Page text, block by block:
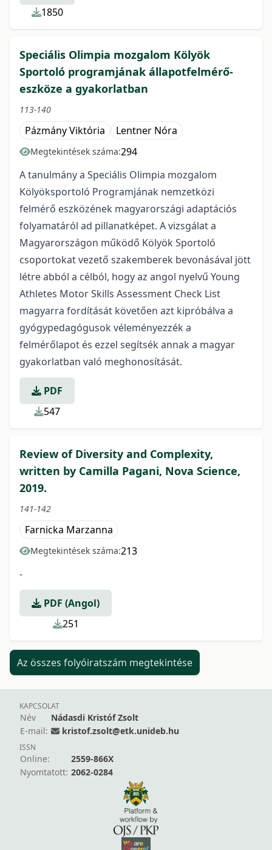
1850
Speciális Olimpia mozgalom Kölyök
Sportoló programjának állapotfelmérő-
eszköze a gyakorlatban
113-140
Pázmány Viktória Lentner Nóra
Megtekintések száma:294
A tanulmány a Speciális Olimpia mozgalom
Kölyöksportoló Programjának nemzetközi
felmérő eszközének magyarországi adaptációs
folyamatáról ad pillanatképet. A vizsgálat a
Magyarországon működő Kölyök Sportoló
csoportokat vezető szakemberek bevonásával jött
létre abból a célból, hogy az angol nyelvű Young
Athletes Motor Skills Assessment Check List
magyarra fordítását követően azt kipróbálva a
gyógypedagógusok véleményezzék a
felmérőlapot és ezzel segítsék annak a magyar
gyakorlatban való meghonosítását.
PDF
547
Review of Diversity and Complexity,
written by Camilla Pagani, Nova Science,
2019.
141-142
Farnicka Marzanna
Megtekintések száma:213
-
PDF (Angol)
251
Az összes folyóiratszám megtekintése
KAPCSOLAT
Név
Nádasdi Kristóf Zsolt
E-mail:
kristof.zsolt@etk.unideb.hu
ISSN
Online:
2559-866X
Nyomtatott: 2062-0284